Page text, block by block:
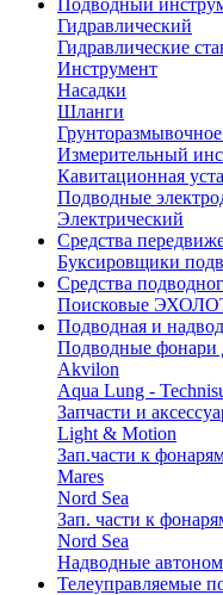
Подводный
Гидравлический
Гидравлические
Инструмент
Насадки
Шланги
Измерительный
Кавитационная
Подводные
Электрический
Средства
Буксировщики
Средства
Поисковые
Подводная и
Подводные фонари
Akvilon
Aqua Lung -
Запчасти и
Light & Motion
Зап.части к
Mares
Nord Sea
Зап. части к
Nord Sea
Надводные
Телеуправляемые